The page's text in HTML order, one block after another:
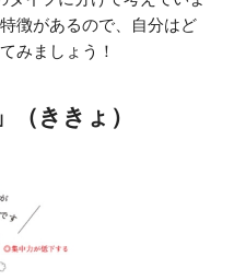
徴があるので、自分はど
みましょう！
（ききょ）